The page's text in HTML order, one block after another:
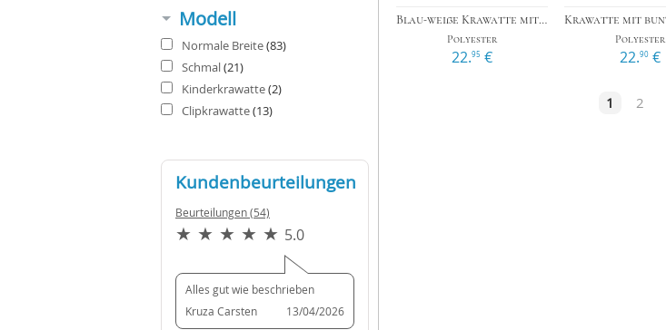
Modell
Normale Breite(83)
Schmal(21)
Kinderkrawatte(2)
Clipkrawatte(13)
Kundenbeurteilungen
Beurteilungen (54)
5.0
Alles gut wie beschrieben
Kruza Carsten
13/04/2026
Blau-weiße Krawatte mit Blumenmuster
Polyester
22.95 €
Polyester
22.90 €
1 2